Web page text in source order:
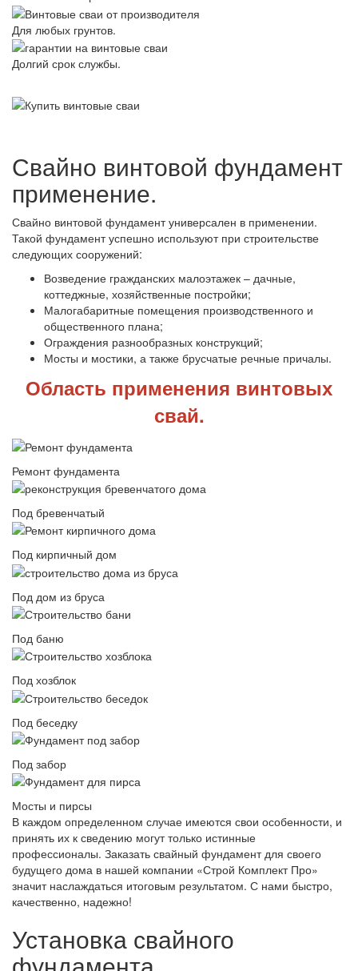
Для любых грунтов.
Долгий срок службы.
Свайно винтовой фундамент
применение.
Свайно винтовой фундамент универсален в применении.
Такой фундамент успешно используют при строительстве
следующих сооружений:
Возведение гражданских малоэтажек – дачные,
коттеджные, хозяйственные постройки;
Малогабаритные помещения производственного и
общественного плана;
Ограждения разнообразных конструкций;
Мосты и мостики, а также брусчатые речные причалы.
Область применения винтовых
свай.
Ремонт фундамента
Под бревенчатый
Под кирпичный дом
Под дом из бруса
Под баню
Под хозблок
Под беседку
Под забор
Мосты и пирсы
В каждом определенном случае имеются свои особенности, и
принять их к сведению могут только истинные
профессионалы. Заказать свайный фундамент для своего
будущего дома в нашей компании «Строй Комплект Про»
значит наслаждаться итоговым результатом. С нами быстро,
качественно, надежно!
Установка свайного